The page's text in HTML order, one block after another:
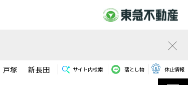
戸塚 新長田 サイト内検索 落とし物 休止情報